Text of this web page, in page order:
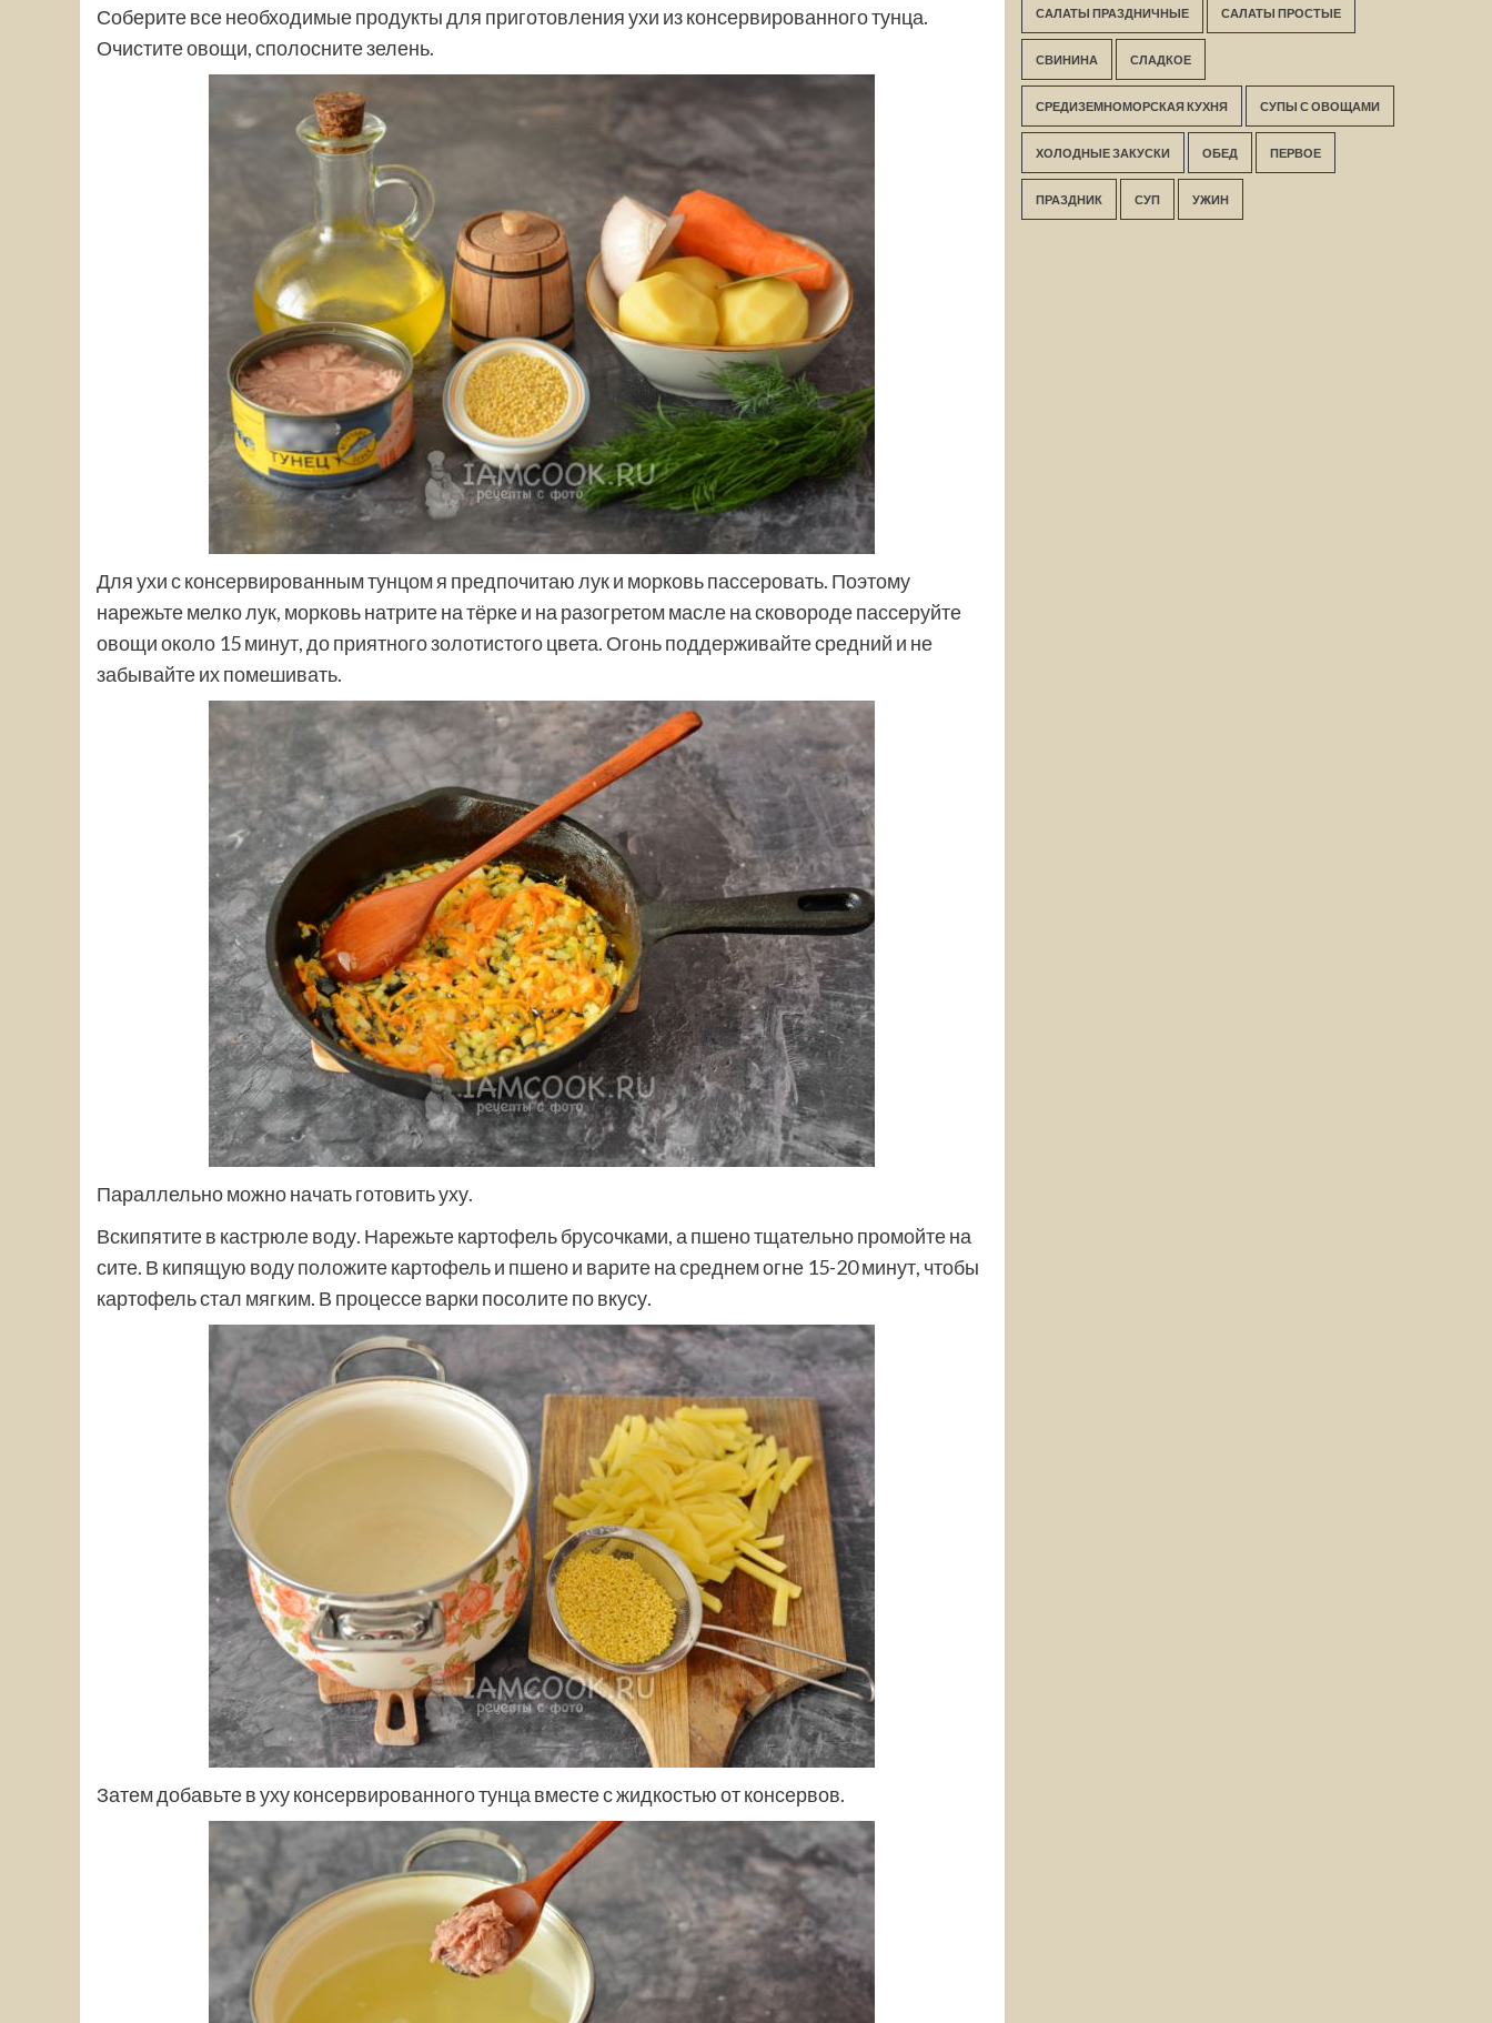
Соберите все необходимые продукты для приготовления ухи из консервированного тунца.
Очистите овощи, сполосните зелень.
Для ухи с консервированным тунцом я предпочитаю лук и морковь пассеровать. Поэтому
нарежьте мелко лук, морковь натрите на тёрке и на разогретом масле на сковороде пассеруйте
овощи около 15 минут, до приятного золотистого цвета. Огонь поддерживайте средний и не
забывайте их помешивать.
Параллельно можно начать готовить уху.
Вскипятите в кастрюле воду. Нарежьте картофель брусочками, а пшено тщательно промойте на
сите. В кипящую воду положите картофель и пшено и варите на среднем огне 15-20 минут, чтобы
картофель стал мягким. В процессе варки посолите по вкусу.
Затем добавьте в уху консервированного тунца вместе с жидкостью от консервов.
САЛАТЫ ПРАЗДНИЧНЫЕ САЛАТЫ ПРОСТЫЕ
СВИНИНА СЛАДКОЕ
СРЕДИЗЕМНОМОРСКАЯ КУХНЯ СУПЫ С ОВОЩАМИ
ХОЛОДНЫЕ ЗАКУСКИ ОБЕД ПЕРВОЕ
ПРАЗДНИК СУП УЖИН